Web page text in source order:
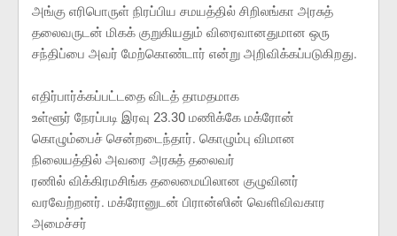
அங்கு எரிபொருள் நிரப்பிய சமயத்தில் சிறிலங்கா அரசுத்
தலைவருடன் மிகக் குறுகியதும் விரைவானதுமான ஒரு
சந்திப்பை அவர் மேற்கொண்டார் என்று அறிவிக்கப்படுகிறது.
எதிர்பார்க்கப்பட்டதை விடத் தாமதமாக
உள்ளூர் நேரப்படி இரவு 23.30 மணிக்கே மக்ரோன்
கொழும்பைச் சென்றடைந்தார். கொழும்பு விமான
நிலையத்தில் அவரை அரசுத் தலைவர்
ரணில் விக்கிரமசிங்க தலைமையிலான குழுவினர்
வரவேற்றனர். மக்ரோனுடன் பிரான்ஸின் வெளிவிவகார
அமைச்சர்